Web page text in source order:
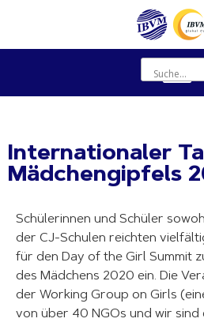
Internationaler
Mädchengipfels
Schülerinnen und Schüler
der CJ-Schulen reichten
für den Day of the Girl Summit
des Mädchens 2020 ein. Die
der Working Group on Girls
von über 40 NGOs und wir sind